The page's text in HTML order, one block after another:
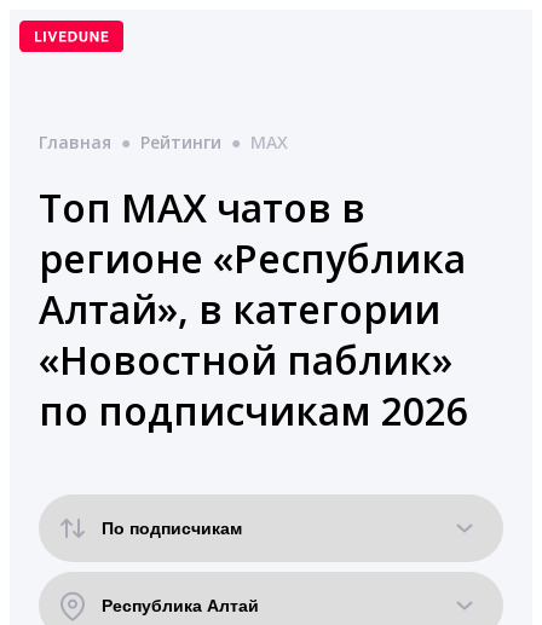
Перейти
Главная ● Рейтинги ● MAX
Топ MAX чатов в
регионе «Республика
Алтай», в категории
«Новостной паблик»
по подписчикам 2026